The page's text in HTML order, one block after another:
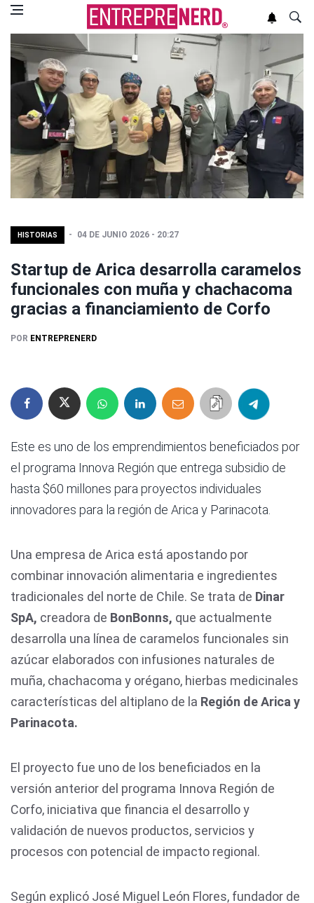
HISTORIAS 04 DE JUNIO 2026 - 20:27
Startup de Arica desarrolla caramelos
funcionales con muña y chachacoma
gracias a financiamiento de Corfo
POR ENTREPRENERD
Este es uno de los emprendimientos beneficiados por
el programa Innova Región que entrega subsidio de
hasta $60 millones para proyectos individuales
innovadores para la región de Arica y Parinacota.
Una empresa de Arica está apostando por
combinar innovación alimentaria e ingredientes
tradicionales del norte de Chile. Se trata de Dinar
SpA, creadora de BonBonns, que actualmente
desarrolla una línea de caramelos funcionales sin
azúcar elaborados con infusiones naturales de
muña, chachacoma y orégano, hierbas medicinales
características del altiplano de la Región de Arica y
Parinacota.
El proyecto fue uno de los beneficiados en la
versión anterior del programa Innova Región de
Corfo, iniciativa que financia el desarrollo y
validación de nuevos productos, servicios y
procesos con potencial de impacto regional.
Según explicó José Miguel León Flores, fundador de